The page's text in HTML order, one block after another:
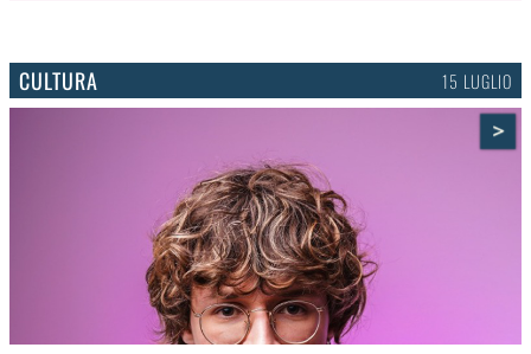
CULTURA 15 LUGLIO
>